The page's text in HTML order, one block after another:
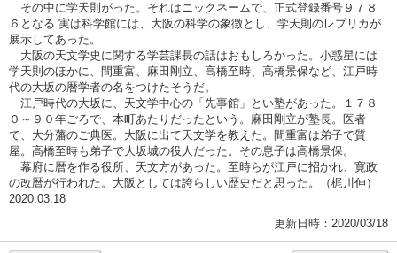
その中に学天則がった。それはニックネームで、正式登録番号９７８
６となる.実は科学館には、大阪の科学の象徴とし、学天則のレプリカが
展示してあった。
大阪の天文学史に関する学芸課長の話はおもしろかった。小惑星には
学天則のほかに、間重富、麻田剛立、高橋至時、高橋景保など、江戸時
代の大坂の暦学者の名をつけたそうだ。
江戸時代の大坂に、天文学中心の「先事館」とい塾があった。１７８
０～９０年ごろで、本町あたりだったという。麻田剛立が塾長。医者
で、大分藩のご典医。大阪に出て天文学を教えた。間重富は弟子で質
屋。高橋至時も弟子で大坂城の役人だった。その息子は高橋景保。
幕府に暦を作る役所、天文方があった。至時らが江戸に招かれ、寛政
の改暦が行われた。大阪としては誇らしい歴史だと思った。（梶川伸）
2020.03.18
更新日時：2020/03/18